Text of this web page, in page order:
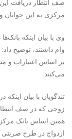
صف انتظار دریافت
مرکزی به این جوانان وام ۱۰ میلیون تومانی
وی با بیان اینکه
وام داشتند، توضیح
بر اساس اعتبارات و
می‌کنند.
زوجی که در صف
ازدواج در طرح ضربتی